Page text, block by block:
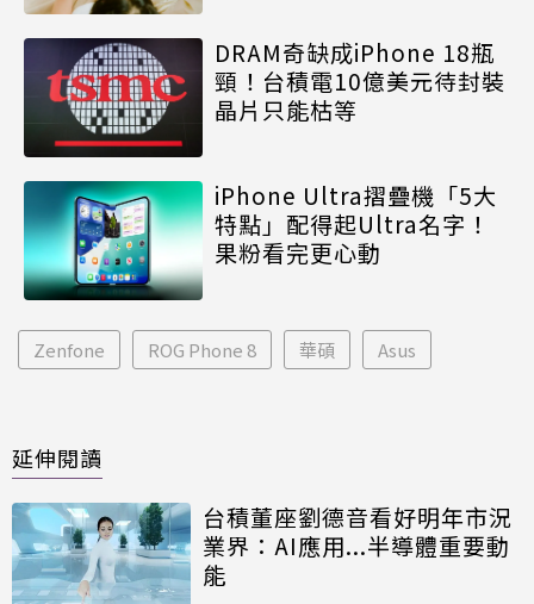
DRAM奇缺成iPhone 18瓶
頸！台積電10億美元待封裝
晶片只能枯等
iPhone Ultra摺疊機「5大
特點」配得起Ultra名字！
果粉看完更心動
Zenfone ROG Phone 8 華碩 Asus
延伸閱讀
台積董座劉德音看好明年市況
業界：AI應用...半導體重要動
能